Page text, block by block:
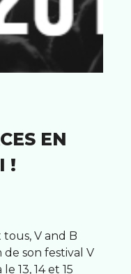
EN
!
V and B
son festival V
13, 14 et 15